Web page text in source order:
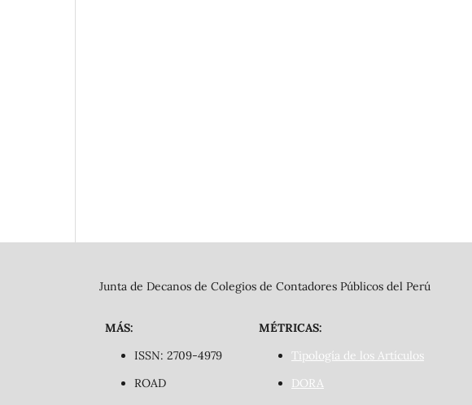
Junta de Decanos de Colegios de Contadores Públicos del Perú
MÁS:
ISSN: 2709-4979
ROAD
MÉTRICAS:
Tipología de los Artículos
DORA